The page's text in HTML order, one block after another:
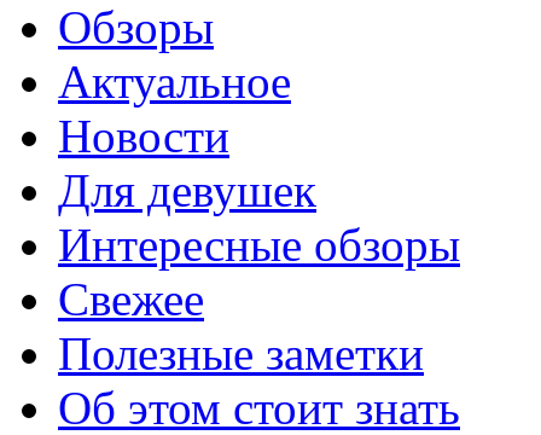
Обзоры
Актуальное
Новости
Для девушек
Интересные обзоры
Свежее
Полезные заметки
Об этом стоит знать